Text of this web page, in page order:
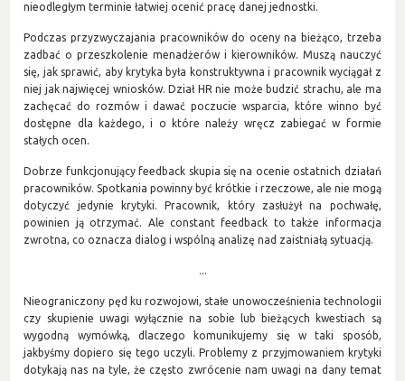
nieodległym terminie łatwiej ocenić pracę danej jednostki.
Podczas przyzwyczajania pracowników do oceny na bieżąco, trzeba
zadbać o przeszkolenie menadżerów i kierowników. Muszą nauczyć
się, jak sprawić, aby krytyka była konstruktywna i pracownik wyciągał z
niej jak najwięcej wniosków. Dział HR nie może budzić strachu, ale ma
zachęcać do rozmów i dawać poczucie wsparcia, które winno być
dostępne dla każdego, i o które należy wręcz zabiegać w formie
stałych ocen.
Dobrze funkcjonujący feedback skupia się na ocenie ostatnich działań
pracowników. Spotkania powinny być krótkie i rzeczowe, ale nie mogą
dotyczyć jedynie krytyki. Pracownik, który zasłużył na pochwałę,
powinien ją otrzymać. Ale constant feedback to także informacja
zwrotna, co oznacza dialog i wspólną analizę nad zaistniałą sytuacją.
...
Nieograniczony pęd ku rozwojowi, stałe unowocześnienia technologii
czy skupienie uwagi wyłącznie na sobie lub bieżących kwestiach są
wygodną wymówką, dlaczego komunikujemy się w taki sposób,
jakbyśmy dopiero się tego uczyli. Problemy z przyjmowaniem krytyki
dotykają nas na tyle, że często zwrócenie nam uwagi na dany temat